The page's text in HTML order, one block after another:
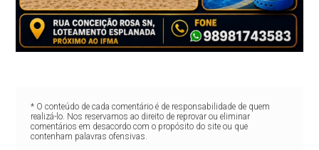
* O conteúdo de cada comentário é de responsabilidade de quem
realizá-lo. Nos reservamos ao direito de reprovar ou eliminar
comentários em desacordo com o propósito do site ou que
contenham palavras ofensivas.